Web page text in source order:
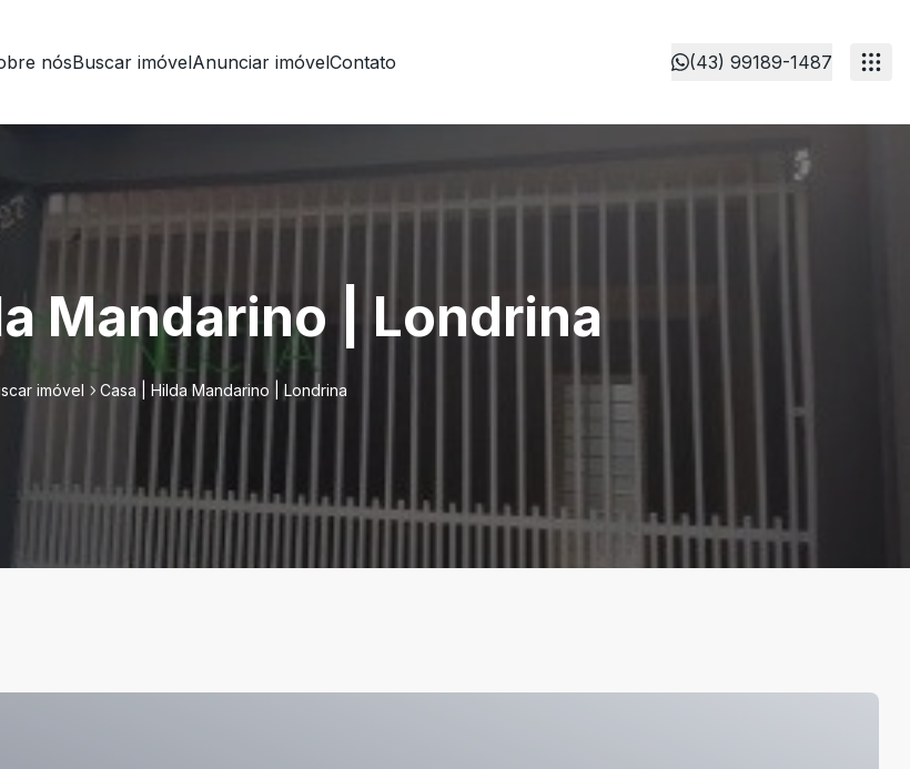
nósBuscar imóvelAnunciar imóvelContato (43) 99189-1487
Mandarino | Londrina
imóvel Casa | Hilda Mandarino | Londrina